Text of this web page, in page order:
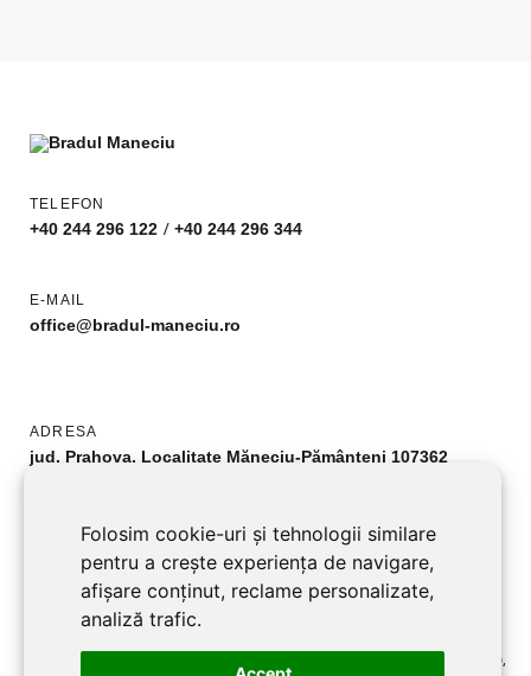
Folosim cookie-uri și tehnologii similare
pentru a crește experiența de navigare,
afișare conținut, reclame personalizate,
analiză trafic.
TELEFON
+40 244 296 122 / +40 244 296 344
E-MAIL
office@bradul-maneciu.ro
ADRESA
jud. Prahova, Localitate Măneciu-Pământeni 107362
URMĂREȘTE-NE
Facebook
©2026 BRADUL MANECIU SRL toate drepturile rezervate RO2701219,